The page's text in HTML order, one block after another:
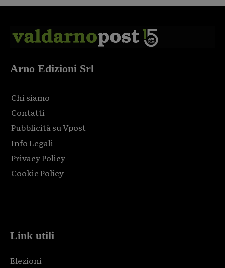
Arno Edizioni Srl
Chi siamo
Contatti
Pubblicità su Vpost
Info Legali
Privacy Policy
Cookie Policy
Link utili
Elezioni